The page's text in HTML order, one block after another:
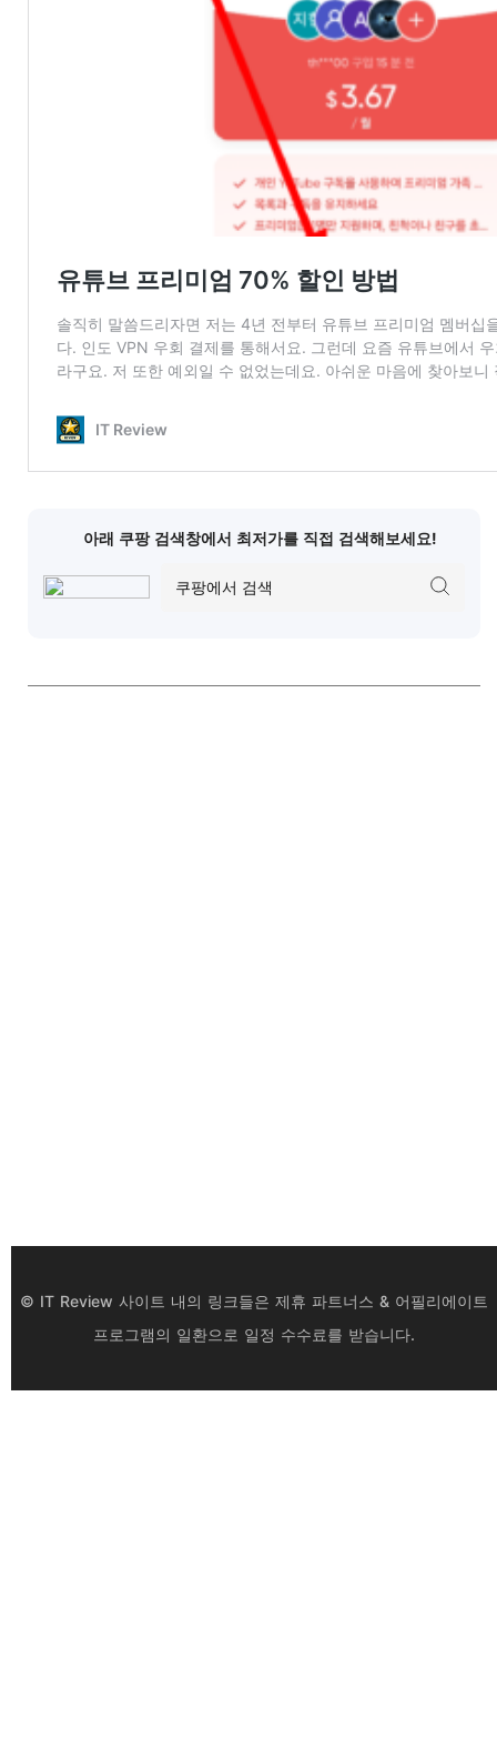
아래 쿠팡 검색창에서 최저가를 직접 검색해보세요!
© IT Review 사이트 내의 링크들은 제휴 파트너스 & 어필리에이트
프로그램의 일환으로 일정 수수료를 받습니다.